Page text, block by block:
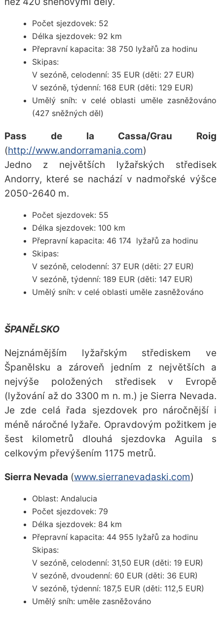
Počet sjezdovek: 52
Délka sjezdovek: 92 km
Přepravní kapacita: 38 750 lyžařů za hodinu
Skipas:
V sezóně, celodenní: 35 EUR (děti: 27 EUR)
V sezóně, týdenní: 168 EUR (děti: 129 EUR)
Umělý sníh: v celé oblasti uměle zasněžováno
(427 sněžných děl)
Pass de la Cassa/Grau Roig
(http://www.andorramania.com)
Jedno z největších lyžařských středisek
Andorry, které se nachází v nadmořské výšce
2050-2640 m.
Počet sjezdovek: 55
Délka sjezdovek: 100 km
Přepravní kapacita: 46 174 lyžařů za hodinu
Skipas:
V sezóně, celodenní: 37 EUR (děti: 27 EUR)
V sezóně, týdenní: 189 EUR (děti: 147 EUR)
Umělý sníh: v celé oblasti uměle zasněžováno
ŠPANĚLSKO
Nejznámějším lyžařským střediskem ve
Španělsku a zároveň jedním z největších a
nejvýše položených středisek v Evropě
(lyžování až do 3300 m n. m.) je Sierra Nevada.
Je zde celá řada sjezdovek pro náročnější i
méně náročné lyžaře. Opravdovým požitkem je
šest kilometrů dlouhá sjezdovka Aguila s
celkovým převýšením 1175 metrů.
Sierra Nevada (www.sierranevadaski.com)
Oblast: Andalucia
Počet sjezdovek: 79
Délka sjezdovek: 84 km
Přepravní kapacita: 44 955 lyžařů za hodinu
Skipas:
V sezóně, celodenní: 31,50 EUR (děti: 19 EUR)
V sezóně, dvoudenní: 60 EUR (děti: 36 EUR)
V sezóně, týdenní: 187,5 EUR (děti: 112,5 EUR)
Umělý sníh: uměle zasněžováno